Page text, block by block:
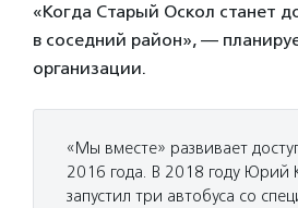
«Когда Старый Оскол станет
в соседний район», —
организации.
«Мы вместе» развивает
2016 года. В 2018 году Юрий
запустил три автобуса со